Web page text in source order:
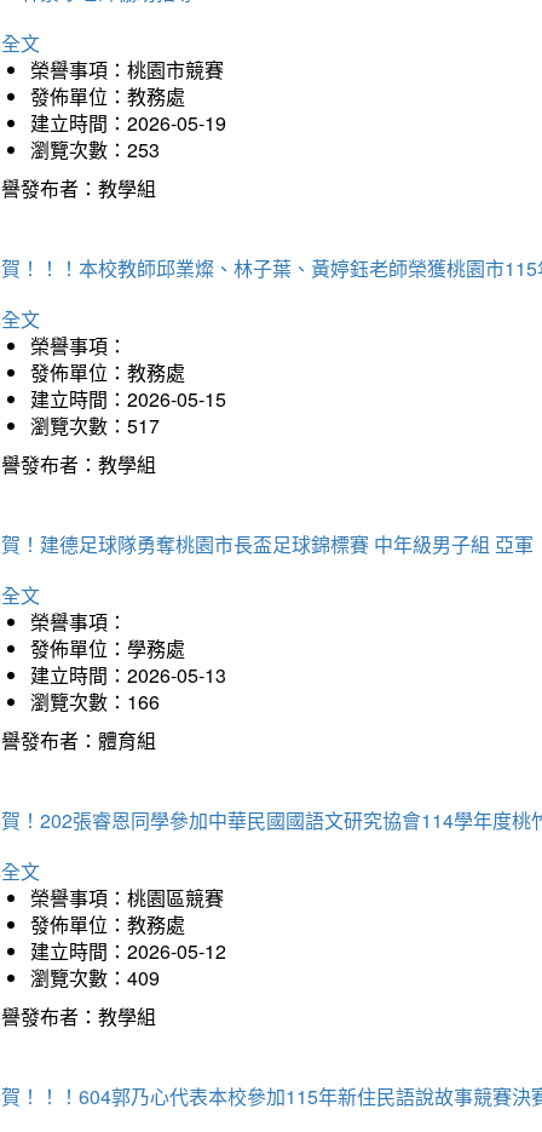
文
榮譽事項：桃園市競賽
發佈單位：教務處
建立時間：2026-05-19
瀏覽次數：253
發布者：教學組
！！！本校教師邱業燦、林子葉、黃婷鈺老師榮獲桃園市
文
榮譽事項：
發佈單位：教務處
建立時間：2026-05-15
瀏覽次數：517
發布者：教學組
！建德足球隊勇奪桃園市長盃足球錦標賽 中年級男子組 亞軍
文
榮譽事項：
發佈單位：學務處
建立時間：2026-05-13
瀏覽次數：166
發布者：體育組
！202張睿恩同學參加中華民國國語文研究協會114學年度
文
榮譽事項：桃園區競賽
發佈單位：教務處
建立時間：2026-05-12
瀏覽次數：409
發布者：教學組
！！！604郭乃心代表本校參加115年新住民語說故事競賽決